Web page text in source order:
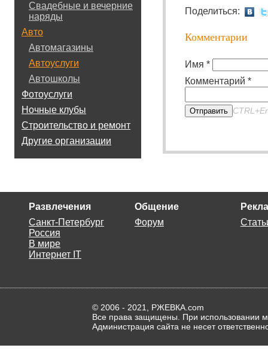
Свадебные и вечерние
наряды
Авто
Автомагазины
Автоуслуги
Автошколы
Фотоуслуги
Ночные клубы
Строительство и ремонт
Другие организации
Поделиться:
Комментарии
Имя *
Комментарий *
Отправить
Развлечения
Санкт-Петербург
Россия
В мире
Интернет IT
Общение
Форум
© 2006 - 2021, РЖЕВКА.com
Все права защищены. При использовании
Администрация сайта не несет